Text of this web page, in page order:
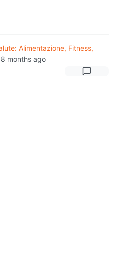
Alimentazione, Fitness,
8 months ago